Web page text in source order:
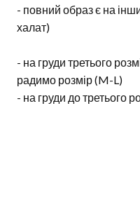
- повний образ є на
халат)
- на груди третього
радимо розмір (M-L)
- на груди до третього